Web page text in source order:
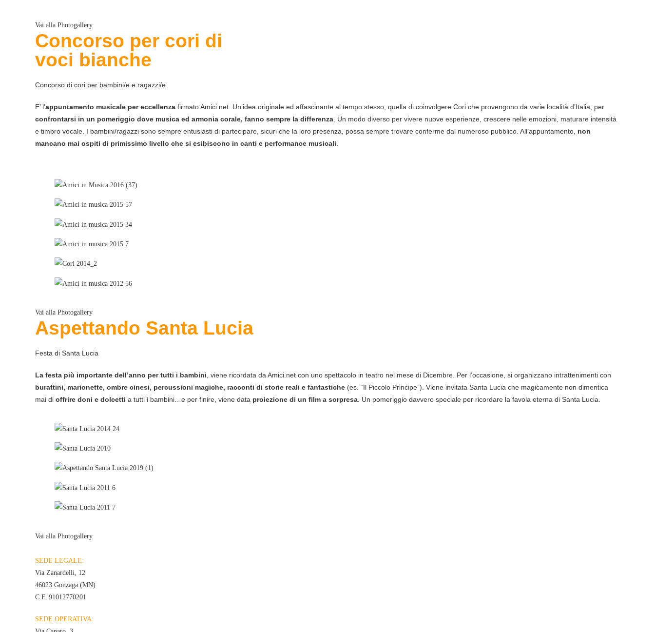
Vai alla Photogallery
Concorso per cori di
voci bianche
Concorso di cori per bambini/e e ragazzi/e
E’ l’appuntamento musicale per eccellenza firmato Amici.net. Un’idea originale ed affascinante al tempo stesso, quella di coinvolgere Cori che provengono da varie località d’Italia, per
confrontarsi in un pomeriggio dove musica ed armonia corale, fanno sempre la differenza . Un modo diverso per vivere nuove esperienze, crescere nelle emozioni, maturare intensità
e timbro vocale. I bambini/ragazzi sono sempre entusiasti di partecipare, sicuri che la loro presenza, possa sempre trovare conferme dal numeroso pubblico. All’appuntamento, non
mancano mai ospiti di primissimo livello che si esibiscono in canti e performance musicali
Vai alla Photogallery
Aspettando Santa Lucia
Festa di Santa Lucia
La festa più importante dell’anno per tutti i bambini , viene ricordata da Amici.net con uno spettacolo in teatro nel mese di Dicembre. Per l’occasione, si organizzano intrattenimenti con
burattini, marionette, ombre cinesi, percussioni magiche, racconti di storie reali e fantastiche (es. “Il Piccolo Principe”). Viene invitata Santa Lucia che magicamente non dimentica
mai di offrire doni e dolcetti a tutti i bambini…e per finire, viene data proiezione di un film a sorpresa . Un pomeriggio davvero speciale per ricordare la favola eterna di Santa Lucia.
Vai alla Photogallery
SEDE LEGALE:
Via Zanardelli, 12
46023 Gonzaga (MN)
C.F. 91012770201
SEDE OPERATIVA: